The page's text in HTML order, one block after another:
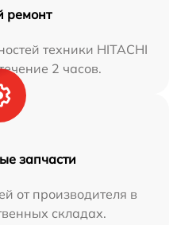
ремонт
техники HITACHI
2 часов.
запчасти
от производителя в
складах.